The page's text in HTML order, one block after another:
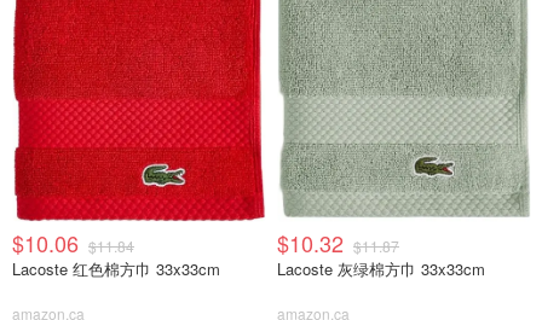
$10.06 $11.84
Lacoste 红色棉方巾 33x33cm
amazon.ca
$10.32 $11.87
Lacoste 灰绿棉方巾 33x33cm
amazon.ca